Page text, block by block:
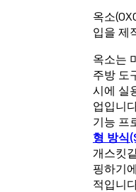
옥소
입을 제
옥소는
주방 도
시에 실
업입니
기능 프
형 방식
개스킷
핑하기
적입니